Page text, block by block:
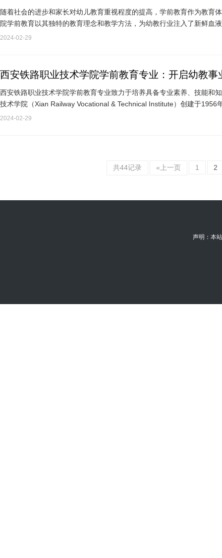
随着社会的进步和家长对幼儿教育重视程度的提高，学前教育作为教育
院学前教育以其独特的教育理念和教学方法，为幼教行业注入了新鲜血
着公共基础课和素…
2024-02-29
西安铁路职业技术学院学前教育专业：开启幼教事
西安铁路职业技术学院学前教育专业致力于培养具备专业素养、技能和
技术学院（Xian Railway Vocational & Technical Institute）创建于
示范性高职…
2024-02-29
共44记录 «上一页 1 2
声明：本